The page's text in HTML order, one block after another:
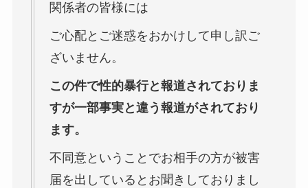
関係者の皆様には
ご心配とご迷惑をおかけして申し訳ご
ざいません。
この件で性的暴行と報道されておりま
すが一部事実と違う報道がされており
ます。
不同意ということでお相手の方が被害
届を出しているとお聞きしておりまし